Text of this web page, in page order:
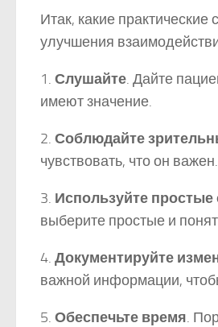
Итак, какие
улучшения
1. Слушайте. Дайте
имеют значение.
2. Соблюдайте
чувствовать, что он важен.
3. Используйте простые
выберите простые и
4. Документируйте
важной информации,
5. Обеспечьте время.